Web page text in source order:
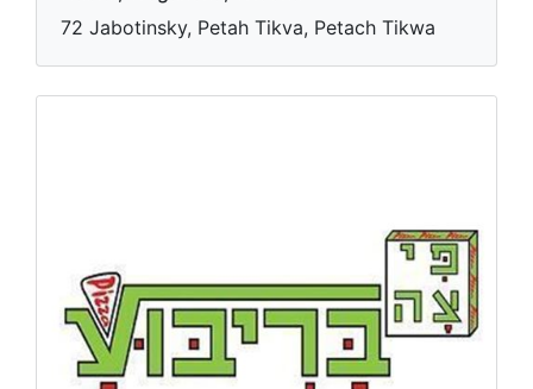
72 Jabotinsky, Petah Tikva, Petach Tikwa